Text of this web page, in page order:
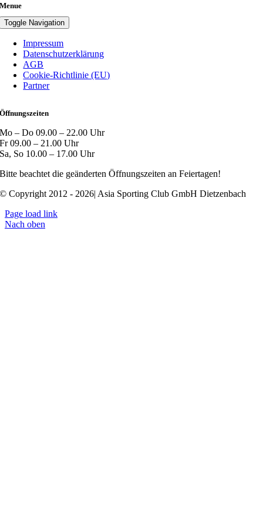
Menue
Toggle Navigation
Impressum
Datenschutzerklärung
AGB
Cookie-Richtlinie (EU)
Partner
Öffnungszeiten
Mo – Do 09.00 – 22.00 Uhr
Fr 09.00 – 21.00 Uhr
Sa, So 10.00 – 17.00 Uhr
Bitte beachtet die geänderten Öffnungszeiten an Feiertagen!
© Copyright 2012 - 2026| Asia Sporting Club GmbH Dietzenbach
Page load link
Nach oben